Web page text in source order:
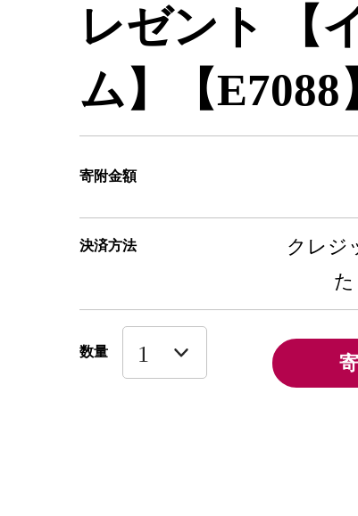
レゼント 【
ム】【E7088
寄附金額
決済方法
クレジ
数量